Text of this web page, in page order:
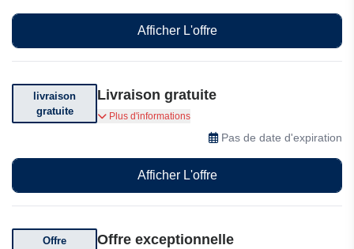
Afficher L'offre
livraison
gratuite
Livraison gratuite
Livraison offerte dès 80€ d'achat
Plus d'informations
Pas de date d'expiration
Afficher L'offre
Offre
Offre exceptionnelle